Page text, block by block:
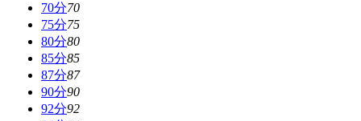
70分70
75分75
80分80
85分85
87分87
90分90
92分92